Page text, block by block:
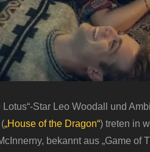
Star Leo Woodall und
„House of the Dragon“) treten in
bekannt aus „Game of